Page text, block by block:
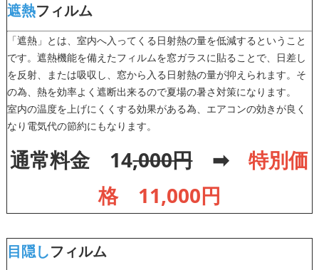
遮熱フィルム
「遮熱」とは、室内へ入ってくる日射熱の量を低減するということ
です。遮熱機能を備えたフィルムを窓ガラスに貼ることで、日差し
を反射、または吸収し、窓から入る日射熱の量が抑えられます。そ
の為、熱を効率よく遮断出来るので夏場の暑さ対策になります。
室内の温度を上げにくくする効果がある為、エアコンの効きが良く
なり電気代の節約にもなります。
通常料金 14,000円➡
特別価
格 11,000円
目隠しフィルム